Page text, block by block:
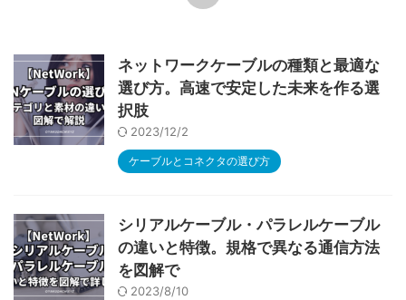
ネットワークケーブルの種類と最適な
選び方。高速で安定した未来を作る選
択肢
2023/12/2
ケーブルとコネクタの選び方
シリアルケーブル・パラレルケーブル
の違いと特徴。規格で異なる通信方法
を図解で
2023/8/10